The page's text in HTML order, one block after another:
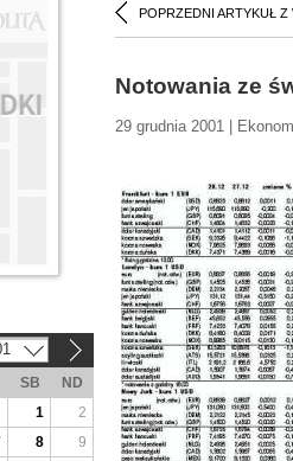
POPRZEDNI ARTYKUŁ Z
Notowania ze
29 grudnia 2001 |
SB
ND
1
2
8
9